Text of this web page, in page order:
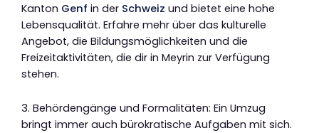
Kanton Genf in der Schweiz und bietet eine hohe
Lebensqualität. Erfahre mehr über das kulturelle
Angebot, die Bildungsmöglichkeiten und die
Freizeitaktivitäten, die dir in Meyrin zur Verfügung
stehen.
3. Behördengänge und Formalitäten: Ein Umzug
bringt immer auch bürokratische Aufgaben mit sich.